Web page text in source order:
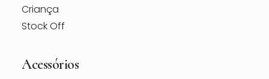
Criança
Stock Off
Acessórios